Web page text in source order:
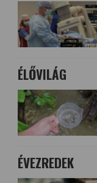
ÉLŐVILÁG
ÉVEZREDEK